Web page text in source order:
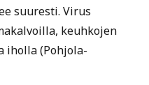
suuresti. Virus
keuhkojen
iholla (Pohjola-